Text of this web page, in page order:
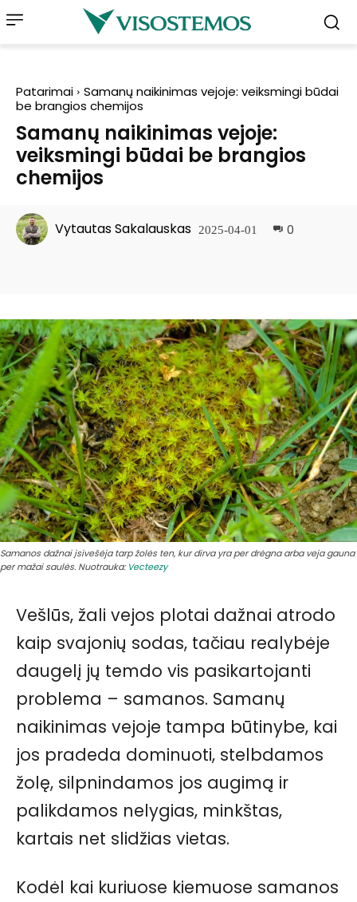
Patarimai
Samanų naikinimas vejoje: veiksmingi būdai
be brangios chemijos
Samanų naikinimas vejoje:
veiksmingi būdai be brangios
chemijos
Vytautas Sakalauskas 2025-04-01 0
Samanos dažnai įsivešėja tarp žolės ten, kur dirva yra per drėgna arba veja gauna
per mažai saulės. Nuotrauka: Vecteezy
Vešlūs, žali vejos plotai dažnai atrodo
kaip svajonių sodas, tačiau realybėje
daugelį jų temdo vis pasikartojanti
problema – samanos. Samanų
naikinimas vejoje tampa būtinybe, kai
jos pradeda dominuoti, stelbdamos
žolę, silpnindamos jos augimą ir
palikdamos nelygias, minkštas,
kartais net slidžias vietas.
Kodėl kai kuriuose kiemuose samanos